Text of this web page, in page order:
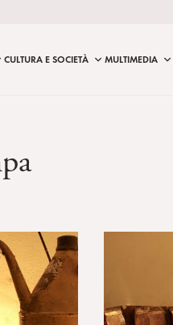
CULTURA E SOCIETÀ MULTIMEDIA